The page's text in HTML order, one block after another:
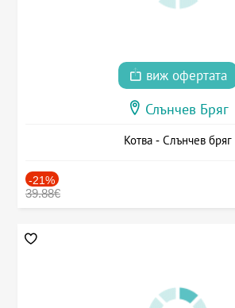
виж офертата
Слънчев Бряг
Котва - Слънчев бряг
-21%
39.88€